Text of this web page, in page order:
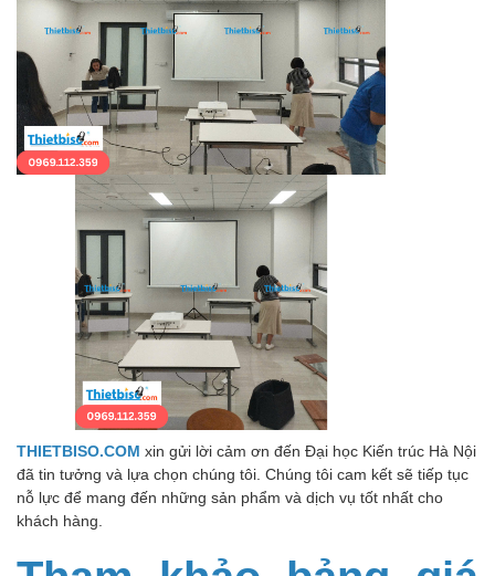
THIETBISO.COM xin gửi lời cảm ơn đến Đại học Kiến trúc Hà Nội
đã tin tưởng và lựa chọn chúng tôi. Chúng tôi cam kết sẽ tiếp tục
nỗ lực để mang đến những sản phẩm và dịch vụ tốt nhất cho
khách hàng.